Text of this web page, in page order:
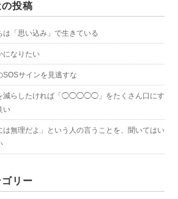
投稿
は「思い込み」で生きている
になりたい
SOSサインを見逃すな
減らしたければ「◯◯◯◯◯」をたくさん口にす
い
は無理だよ」という人の言うことを、聞いてはい
ゴリー